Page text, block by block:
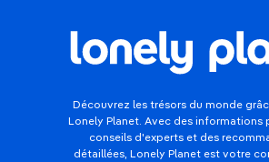
Découvrez les trésors du monde
Lonely Planet. Avec des informations
conseils d'experts et des
détaillées, Lonely Planet est votre